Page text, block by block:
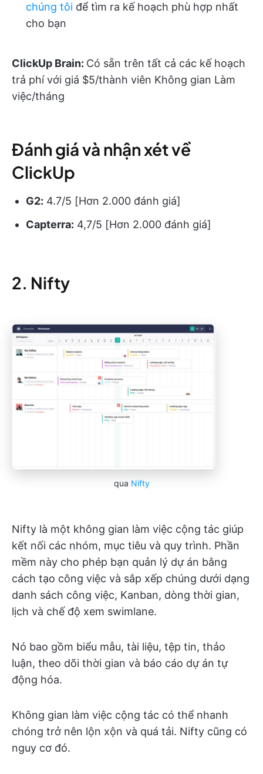
chúng tôi để tìm ra kế hoạch phù hợp nhất
cho bạn
ClickUp Brain: Có sẵn trên tất cả các kế hoạch
trả phí với giá $5/thành viên Không gian Làm
việc/tháng
Đánh giá và nhận xét về
ClickUp
G2: 4.7/5 [Hơn 2.000 đánh giá]
Capterra: 4,7/5 [Hơn 2.000 đánh giá]
2. Nifty
qua Nifty
Nifty là một không gian làm việc cộng tác giúp
kết nối các nhóm, mục tiêu và quy trình. Phần
mềm này cho phép bạn quản lý dự án bằng
cách tạo công việc và sắp xếp chúng dưới dạng
danh sách công việc, Kanban, dòng thời gian,
lịch và chế độ xem swimlane.
Nó bao gồm biểu mẫu, tài liệu, tệp tin, thảo
luận, theo dõi thời gian và báo cáo dự án tự
động hóa.
Không gian làm việc cộng tác có thể nhanh
chóng trở nên lộn xộn và quá tải. Nifty cũng có
nguy cơ đó.